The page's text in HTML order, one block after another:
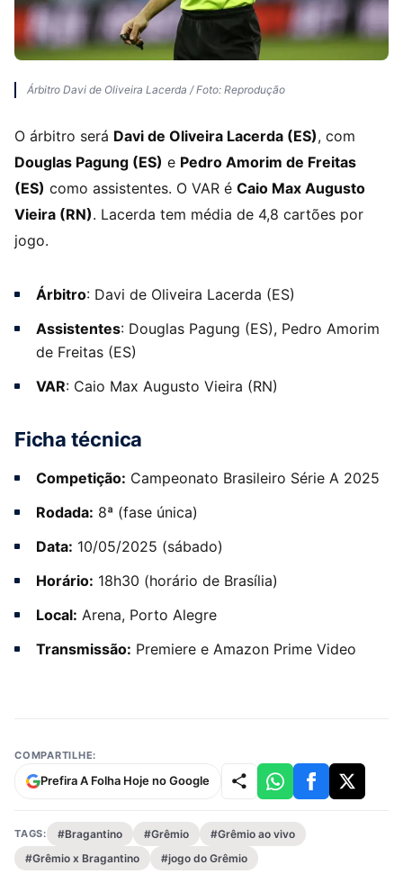
Árbitro Davi de Oliveira Lacerda / Foto: Reprodução
O árbitro será Davi de Oliveira Lacerda (ES), com
Douglas Pagung (ES) e Pedro Amorim de Freitas
(ES) como assistentes. O VAR é Caio Max Augusto
Vieira (RN). Lacerda tem média de 4,8 cartões por
jogo.
Árbitro: Davi de Oliveira Lacerda (ES)
Assistentes: Douglas Pagung (ES), Pedro Amorim
de Freitas (ES)
VAR: Caio Max Augusto Vieira (RN)
Ficha técnica
Competição: Campeonato Brasileiro Série A 2025
Rodada: 8ª (fase única)
Data: 10/05/2025 (sábado)
Horário: 18h30 (horário de Brasília)
Local: Arena, Porto Alegre
Transmissão: Premiere e Amazon Prime Video
COMPARTILHE:
Prefira A Folha Hoje no Google
TAGS: #Bragantino #Grêmio
#Grêmio ao vivo
#Grêmio x Bragantino
#jogo do Grêmio